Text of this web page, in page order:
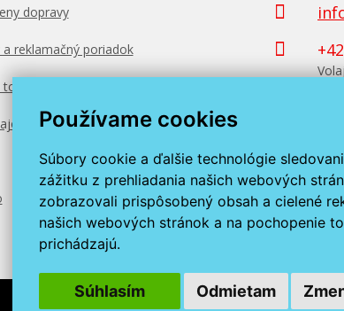
Používame cookies
Súbory cookie a ďalšie technológie
zážitku z prehliadania našich webových
zobrazovali prispôsobený obsah a cielené
našich webových stránok a na pochopenie
prichádzajú.
Súhlasím Odmietam
dopravy
reklamačný poriadok